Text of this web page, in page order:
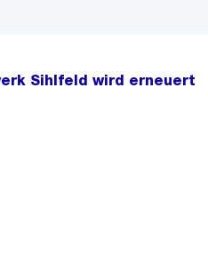
Sihlfeld wird erneuert